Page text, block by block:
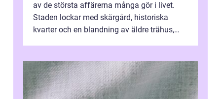
av de största affärerna många gör i livet.
Staden lockar med skärgård, historiska
kvarter och en blandning av äldre trähus,